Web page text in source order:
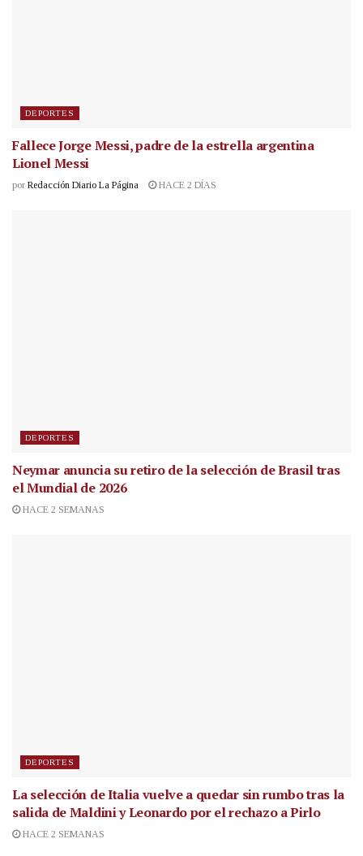
DEPORTES
Fallece Jorge Messi, padre de la estrella argentina
Lionel Messi
por Redacción Diario La Página HACE 2 DÍAS
DEPORTES
Neymar anuncia su retiro de la selección de Brasil tras
el Mundial de 2026
HACE 2 SEMANAS
DEPORTES
La selección de Italia vuelve a quedar sin rumbo tras la
salida de Maldini y Leonardo por el rechazo a Pirlo
HACE 2 SEMANAS